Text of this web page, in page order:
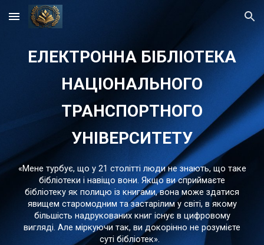
Skip to main content Skip to navigation
ЕЛЕКТРОННА БІБЛІОТЕКА
НАЦІОНАЛЬНОГО
ТРАНСПОРТНОГО
УНІВЕРСИТЕТУ
«Мене турбує, що у 21 столітті люди не знають, що таке
бібліотеки і навіщо вони. Якщо ви сприймаєте
бібліотеку як полицю із книгами, вона може здатися
явищем старомодним та застарілим у світі, в якому
більшість надрукованих книг існує в цифровому
вигляді. Але міркуючи так, ви докорінно не розумієте
суті бібліотек».